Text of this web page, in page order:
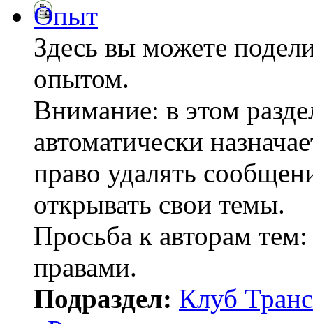
Опыт
Здесь вы можете
опытом.
Внимание: в этом
автоматически
право удалять
открывать свои темы.
Просьба к авторам
правами.
Подраздел: Клуб